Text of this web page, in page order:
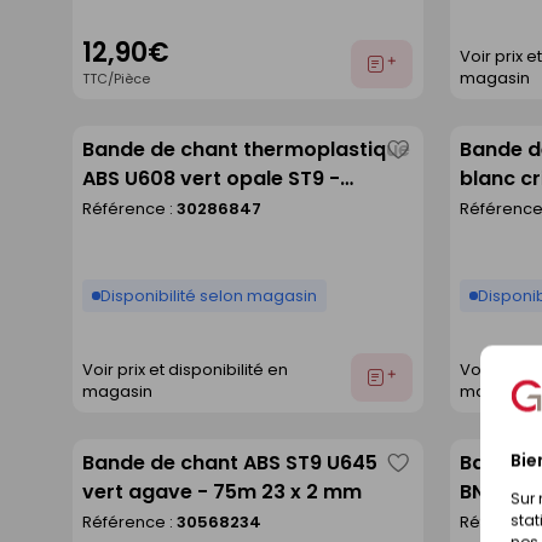
Sur
12,90€
TTC/Pièce
Ajouter
Voir prix
magasin
Bande de chant thermoplastique
ABS U608 vert opale ST9 -
23x0,8mm rouleau de 75m
Référence : 30286847
Disponibilité selon magasin
Voir prix et disponibilité en
magasin
Ajouter
Enregistrer
comme
Bande
blanc
Voir prix
magasin
Bande de chant ABS ST9 U645
vert agave - 75m 23 x 2 mm
Référence : 30568234
Enregistrer
comme
Bande
BN441